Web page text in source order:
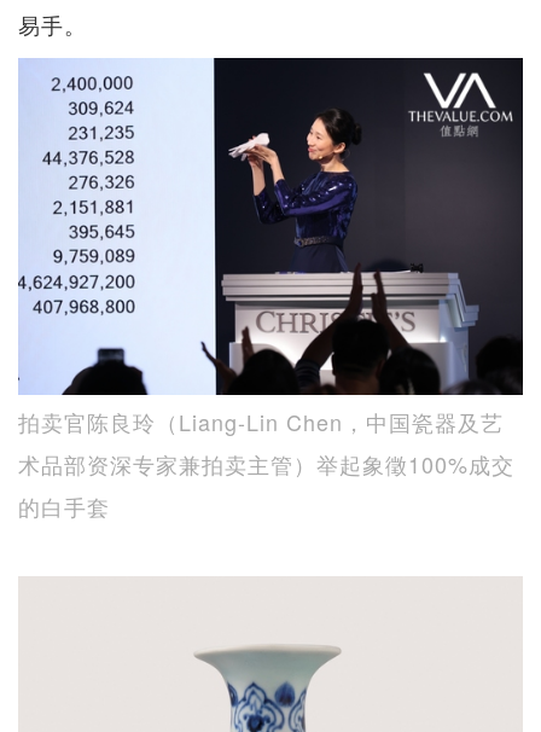
易手。
拍卖官陈良玲（Liang-Lin Chen，中国瓷器及艺
术品部资深专家兼拍卖主管）举起象徵100%成交
的白手套